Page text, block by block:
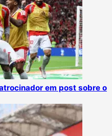
em post sobre o